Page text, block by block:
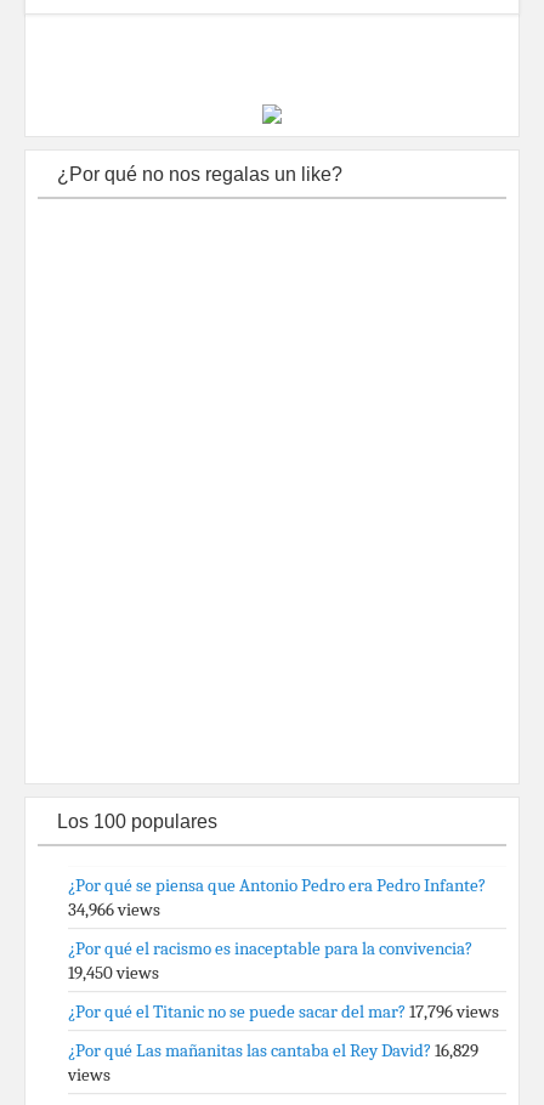
¿Por qué no nos regalas un like?
Los 100 populares
¿Por qué se piensa que Antonio Pedro era Pedro Infante?
34,966 views
¿Por qué el racismo es inaceptable para la convivencia?
19,450 views
¿Por qué el Titanic no se puede sacar del mar? 17,796 views
¿Por qué Las mañanitas las cantaba el Rey David? 16,829
views